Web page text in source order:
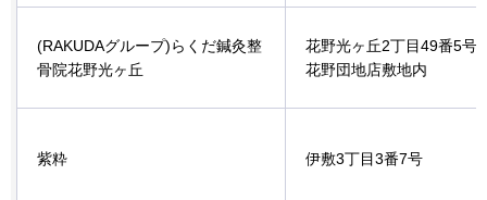
(RAKUDAグループ)らくだ鍼灸整
骨院花野光ヶ丘
花野光ヶ丘2丁目49番5号
花野団地店敷地内
紫粋 伊敷3丁目3番7号